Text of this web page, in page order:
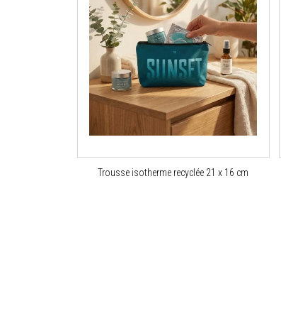
Trousse isotherme recyclée 21 x 16 cm